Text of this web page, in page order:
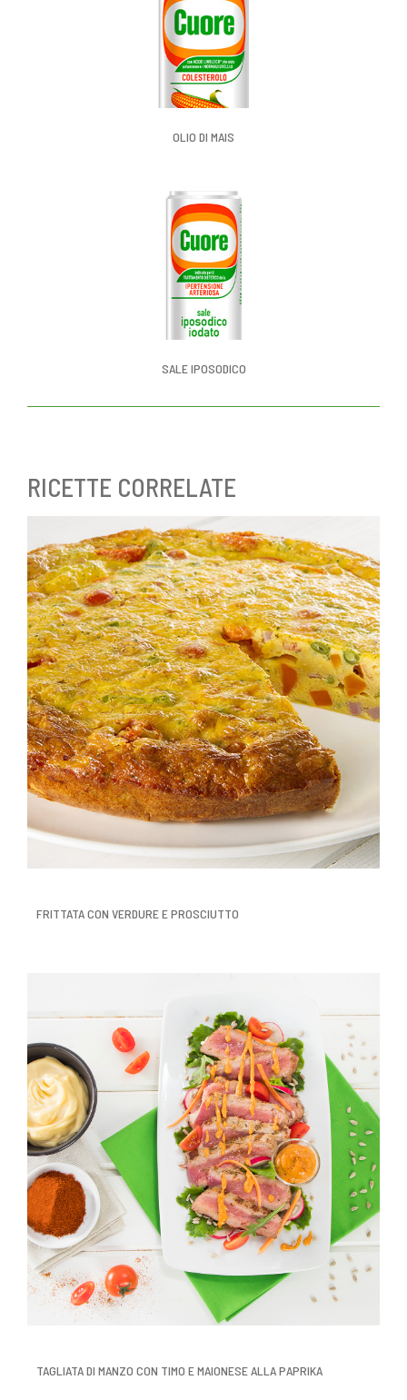
OLIO DI MAIS
SALE IPOSODICO
RICETTE CORRELATE
FRITTATA CON VERDURE E PROSCIUTTO
TAGLIATA DI MANZO CON TIMO E MAIONESE ALLA PAPRIKA